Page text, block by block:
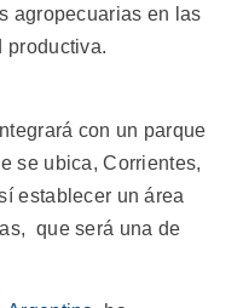
agropecuarias en las
productiva.
con un parque
se ubica, Corrientes,
establecer un área
que será una de